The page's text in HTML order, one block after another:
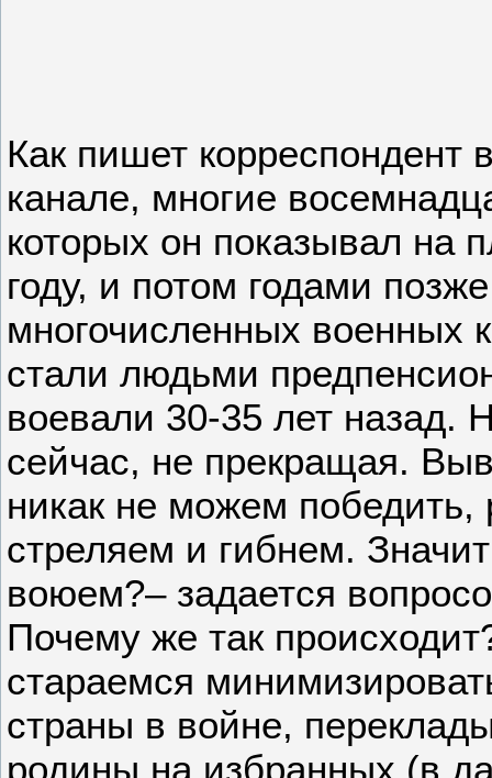
Как пишет корреспондент
канале, многие
которых он показывал на
году, и потом годами
многочисленных военных
стали людьми
воевали 30-35 лет назад.
сейчас, не прекращая.
никак не можем победить,
стреляем и гибнем.
воюем?– задается
Почему же так
стараемся
страны в войне,
родины на избранных (в